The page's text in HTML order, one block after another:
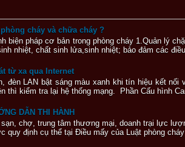
cháy và chữa cháy ?
biện pháp cơ bản trong phòng cháy 1.Quản lý
nhiệt, chất sinh lửa,sinh nhiệt; bảo đảm các
từ xa qua Internet
đèn LAN bật sáng màu xanh khi tín hiệu kết
thì kiểm tra lại hệ thống mạng. Phần Cấu hình
DẪN THI HÀNH
chợ, trung tâm thương mại, doanh trại lực
định cụ thể tại Điều mấy của Luật phòng cháy